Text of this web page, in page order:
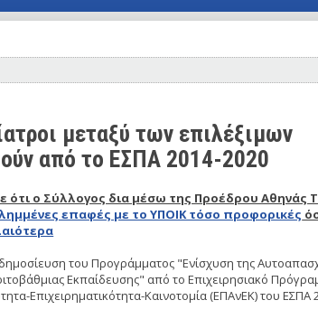
μεταξύ των επιλέξιμων
από το ΕΣΠΑ 2014-2020
ότι ο Σύλλογος δια μέσω της Προέδρου Αθηνάς
επαφές με το ΥΠΟΙΚ τόσο προφορικές
του Προγράμματος "Ενίσχυση της
Εκπαίδευσης" από το Επιχειρησιακό
Επιχειρηματικότητα-Καινοτομία (ΕΠΑνΕΚ) του ΕΣΠΑ